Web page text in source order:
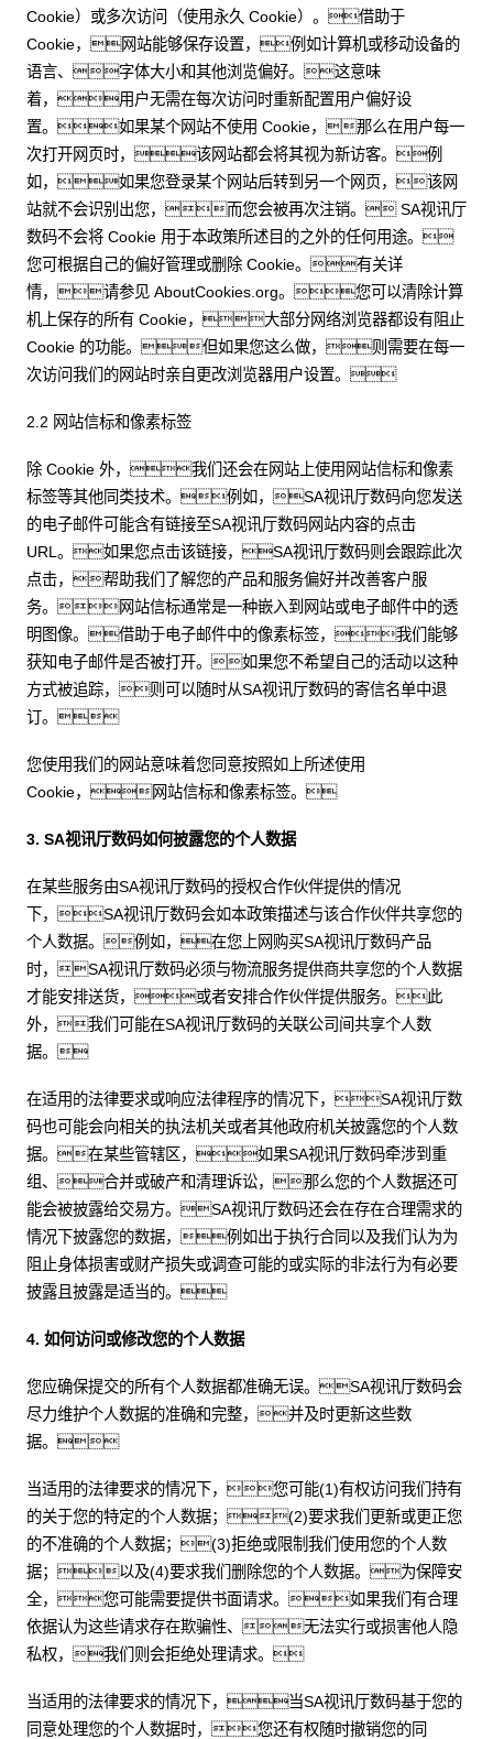
Cookie）或多次访问（使用永久 Cookie）。借助于
Cookie，网站能够保存设置，例如计算机或移动设备的
语言、字体大小和其他浏览偏好。这意味
着，用户无需在每次访问时重新配置用户偏好设
置。如果某个网站不使用 Cookie，那么在用户每一
次打开网页时，该网站都会将其视为新访客。例
如，如果您登录某个网站后转到另一个网页，该网
站就不会识别出您，而您会被再次注销。 SA视讯厅
数码不会将 Cookie 用于本政策所述目的之外的任何用途。
您可根据自己的偏好管理或删除 Cookie。有关详
情，请参见 AboutCookies.org。您可以清除计算
机上保存的所有 Cookie，大部分网络浏览器都设有阻止
Cookie 的功能。但如果您这么做，则需要在每一
次访问我们的网站时亲自更改浏览器用户设置。
2.2 网站信标和像素标签
除 Cookie 外，我们还会在网站上使用网站信标和像素
标签等其他同类技术。例如，SA视讯厅数码向您发送
的电子邮件可能含有链接至SA视讯厅数码网站内容的点击
URL。如果您点击该链接，SA视讯厅数码则会跟踪此次
点击，帮助我们了解您的产品和服务偏好并改善客户服
务。网站信标通常是一种嵌入到网站或电子邮件中的透
明图像。借助于电子邮件中的像素标签，我们能够
获知电子邮件是否被打开。如果您不希望自己的活动以这种
方式被追踪，则可以随时从SA视讯厅数码的寄信名单中退
订。
您使用我们的网站意味着您同意按照如上所述使用
Cookie，网站信标和像素标签。
3. SA视讯厅数码如何披露您的个人数据
在某些服务由SA视讯厅数码的授权合作伙伴提供的情况
下，SA视讯厅数码会如本政策描述与该合作伙伴共享您的
个人数据。例如，在您上网购买SA视讯厅数码产品
时，SA视讯厅数码必须与物流服务提供商共享您的个人数据
才能安排送货，或者安排合作伙伴提供服务。此
外，我们可能在SA视讯厅数码的关联公司间共享个人数
据。
在适用的法律要求或响应法律程序的情况下，SA视讯厅数
码也可能会向相关的执法机关或者其他政府机关披露您的个人数
据。在某些管辖区，如果SA视讯厅数码牵涉到重
组、合并或破产和清理诉讼，那么您的个人数据还可
能会被披露给交易方。SA视讯厅数码还会在存在合理需求的
情况下披露您的数据，例如出于执行合同以及我们认为为
阻止身体损害或财产损失或调查可能的或实际的非法行为有必要
披露且披露是适当的。
4. 如何访问或修改您的个人数据
您应确保提交的所有个人数据都准确无误。SA视讯厅数码会
尽力维护个人数据的准确和完整，并及时更新这些数
据。
当适用的法律要求的情况下，您可能(1)有权访问我们持有
的关于您的特定的个人数据；(2)要求我们更新或更正您
的不准确的个人数据；(3)拒绝或限制我们使用您的个人数
据；以及(4)要求我们删除您的个人数据。为保障安
全，您可能需要提供书面请求。如果我们有合理
依据认为这些请求存在欺骗性、无法实行或损害他人隐
私权，我们则会拒绝处理请求。
当适用的法律要求的情况下，当SA视讯厅数码基于您的
同意处理您的个人数据时，您还有权随时撤销您的同